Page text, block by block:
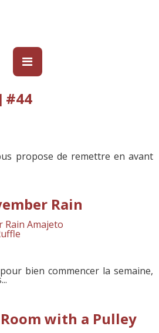
#44
propose de remettre en avant
Rain
Amajeto
bien commencer la semaine,
with a Pulley